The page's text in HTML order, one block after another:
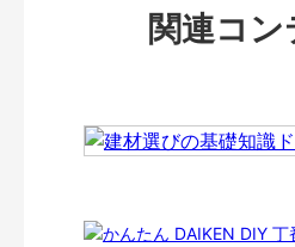
関連コ